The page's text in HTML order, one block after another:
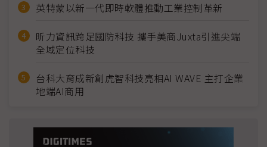
英特蒙以新一代即時軟體推動工業控制革新
昕力資訊跨足國防科技 攜手美商Juxta引進尖端
全域定位科技
台科大育成新創虎智科技亮相AI WAVE 主打企業
地端AI商用